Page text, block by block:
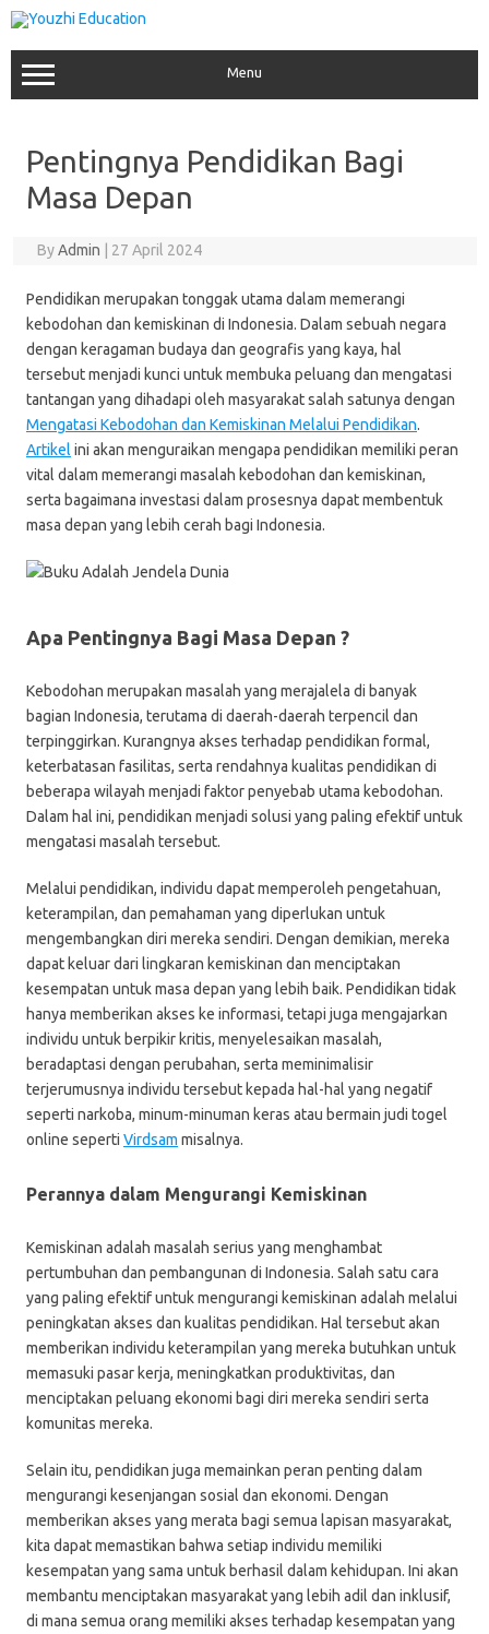
Skip
to
content
Menu
Pentingnya Pendidikan Bagi
Masa Depan
ByAdmin 27 April 2024
Pendidikan merupakan tonggak utama dalam memerangi
kebodohan dan kemiskinan di Indonesia. Dalam sebuah negara
dengan keragaman budaya dan geografis yang kaya, hal
tersebut menjadi kunci untuk membuka peluang dan mengatasi
tantangan yang dihadapi oleh masyarakat salah satunya dengan
Mengatasi Kebodohan dan Kemiskinan Melalui Pendidikan.
Artikel ini akan menguraikan mengapa pendidikan memiliki peran
vital dalam memerangi masalah kebodohan dan kemiskinan,
serta bagaimana investasi dalam prosesnya dapat membentuk
masa depan yang lebih cerah bagi Indonesia.
Apa Pentingnya Bagi Masa Depan ?
Kebodohan merupakan masalah yang merajalela di banyak
bagian Indonesia, terutama di daerah-daerah terpencil dan
terpinggirkan. Kurangnya akses terhadap pendidikan formal,
keterbatasan fasilitas, serta rendahnya kualitas pendidikan di
beberapa wilayah menjadi faktor penyebab utama kebodohan.
Dalam hal ini, pendidikan menjadi solusi yang paling efektif untuk
mengatasi masalah tersebut.
Melalui pendidikan, individu dapat memperoleh pengetahuan,
keterampilan, dan pemahaman yang diperlukan untuk
mengembangkan diri mereka sendiri. Dengan demikian, mereka
dapat keluar dari lingkaran kemiskinan dan menciptakan
kesempatan untuk masa depan yang lebih baik. Pendidikan tidak
hanya memberikan akses ke informasi, tetapi juga mengajarkan
individu untuk berpikir kritis, menyelesaikan masalah,
beradaptasi dengan perubahan, serta meminimalisir
terjerumusnya individu tersebut kepada hal-hal yang negatif
seperti narkoba, minum-minuman keras atau bermain judi togel
online seperti Virdsam misalnya.
Perannya dalam Mengurangi Kemiskinan
Kemiskinan adalah masalah serius yang menghambat
pertumbuhan dan pembangunan di Indonesia. Salah satu cara
yang paling efektif untuk mengurangi kemiskinan adalah melalui
peningkatan akses dan kualitas pendidikan. Hal tersebut akan
memberikan individu keterampilan yang mereka butuhkan untuk
memasuki pasar kerja, meningkatkan produktivitas, dan
menciptakan peluang ekonomi bagi diri mereka sendiri serta
komunitas mereka.
Selain itu, pendidikan juga memainkan peran penting dalam
mengurangi kesenjangan sosial dan ekonomi. Dengan
memberikan akses yang merata bagi semua lapisan masyarakat,
kita dapat memastikan bahwa setiap individu memiliki
kesempatan yang sama untuk berhasil dalam kehidupan. Ini akan
membantu menciptakan masyarakat yang lebih adil dan inklusif,
di mana semua orang memiliki akses terhadap kesempatan yang